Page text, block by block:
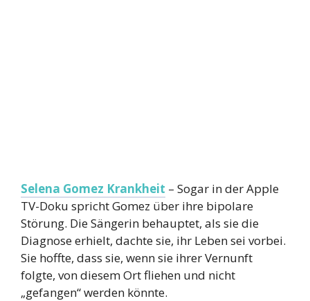
Selena Gomez Krankheit – Sogar in der Apple
TV-Doku spricht Gomez über ihre bipolare
Störung. Die Sängerin behauptet, als sie die
Diagnose erhielt, dachte sie, ihr Leben sei vorbei.
Sie hoffte, dass sie, wenn sie ihrer Vernunft
folgte, von diesem Ort fliehen und nicht
„gefangen“ werden könnte.